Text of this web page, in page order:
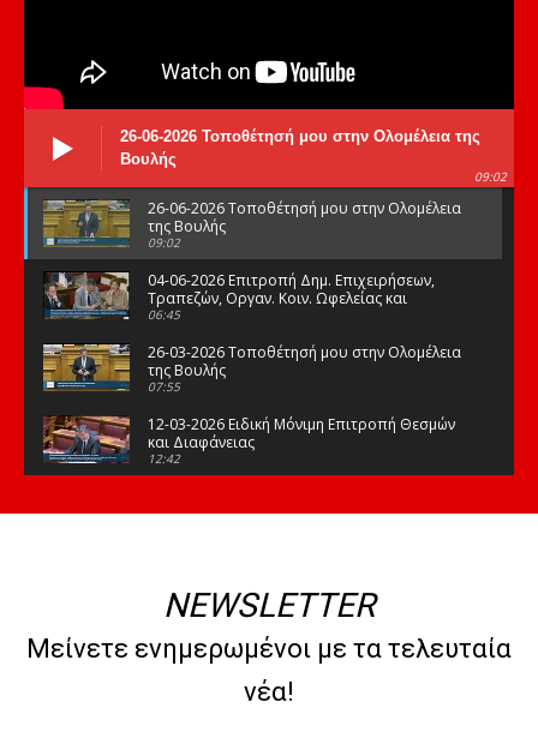
26-06-2026 Τοποθέτησή μου στην Ολομέλεια της
Βουλής
09:02
26-06-2026 Τοποθέτησή μου στην Ολομέλεια
της Βουλής
09:02
04-06-2026 Επιτροπή Δημ. Επιχειρήσεων,
Τραπεζών, Οργαν. Κοιν. Ωφελείας και
Φορέων Κοινων. Ασφάλισης
06:45
26-03-2026 Τοποθέτησή μου στην Ολομέλεια
της Βουλής
07:55
12-03-2026 Ειδική Μόνιμη Επιτροπή Θεσμών
και Διαφάνειας
12:42
της Βουλής
08:47
10-02-2026 Διαρκής Επιτροπή Μορφωτικών
Υποθέσεων
NEWSLETTER
Μείνετε ενημερωμένοι με τα τελευταία
νέα!